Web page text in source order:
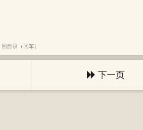
目录（回车）
下一页